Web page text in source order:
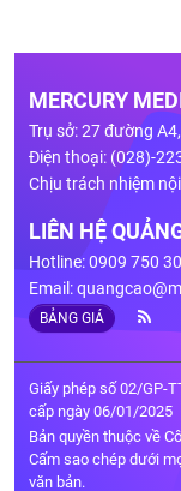
MERCURY
Trụ sở: 27 đường
Điện thoại: (028)-
Chịu trách nhiệm
LIÊN HỆ
Hotline: 0909 750
Email:
BẢNG GIÁ
Giấy phép số 02/GP-
cấp ngày 06/01/2025
Bản quyền thuộc về
Cấm sao chép dưới
văn bản.